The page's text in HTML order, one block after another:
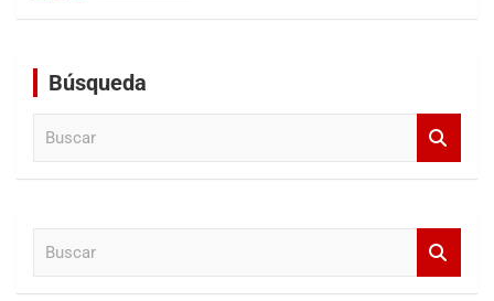
Búsqueda